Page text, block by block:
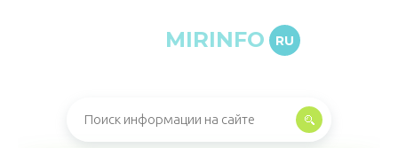
MIRINFO RU